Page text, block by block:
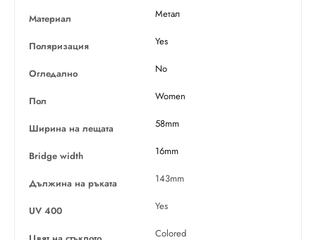
Материал Метал
Поляризация Yes
Огледално No
Пол Women
Ширина на лещата 58mm
Bridge width 16mm
Дължина на ръката 143mm
UV 400 Yes
Colored